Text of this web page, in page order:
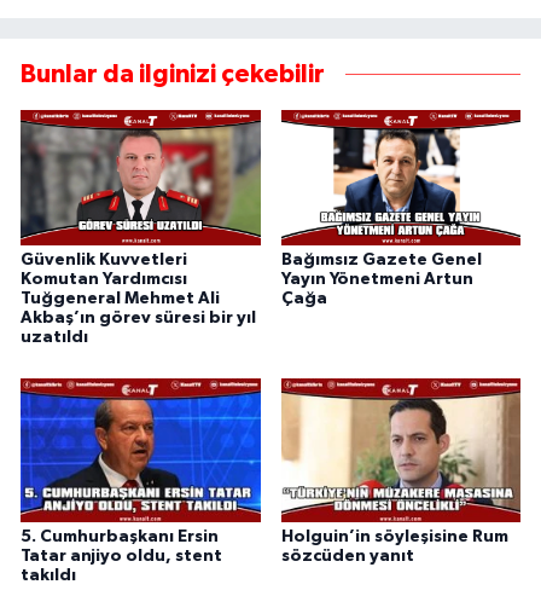
Bunlar da ilginizi çekebilir
Güvenlik Kuvvetleri
Komutan Yardımcısı
Tuğgeneral Mehmet Ali
Akbaş’ın görev süresi bir yıl
uzatıldı
Bağımsız Gazete Genel
Yayın Yönetmeni Artun
Çağa
5. Cumhurbaşkanı Ersin
Tatar anjiyo oldu, stent
takıldı
Holguin’in söyleşisine Rum
sözcüden yanıt